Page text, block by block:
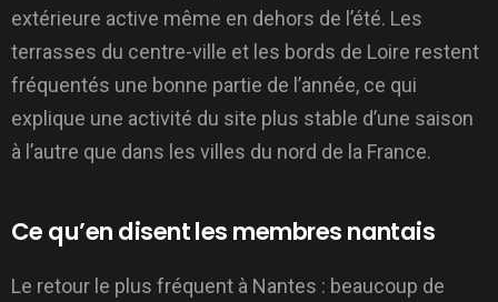
extérieure active même en dehors de l’été. Les
terrasses du centre-ville et les bords de Loire restent
fréquentés une bonne partie de l’année, ce qui
explique une activité du site plus stable d’une saison
à l’autre que dans les villes du nord de la France.
Ce qu’en disent les membres nantais
Le retour le plus fréquent à Nantes : beaucoup de